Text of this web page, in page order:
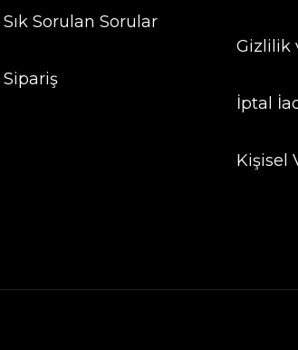
Sık Sorulan Sorular
Sipariş
Gizlilik
İptal
Kişisel